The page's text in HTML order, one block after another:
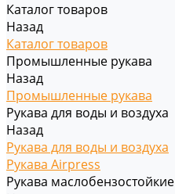
Каталог товаров
Назад
Каталог товаров
Промышленные рукава
Назад
Промышленные рукава
Рукава для воды и воздуха
Назад
Рукава для воды и воздуха
Рукава Airpress
Рукава маслобензостойкие